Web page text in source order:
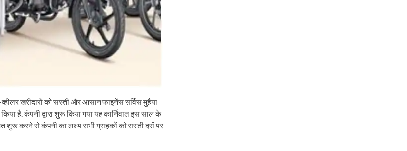
व्हीलर खरीदारों को सस्ती और आसान फाइनेंस सर्विस मुहैया
है. कंपनी द्वारा शुरू किया गया यह कार्निवाल इस साल के
शुरू करने से कंपनी का लक्ष्य सभी ग्राहकों को सस्ती दरों पर